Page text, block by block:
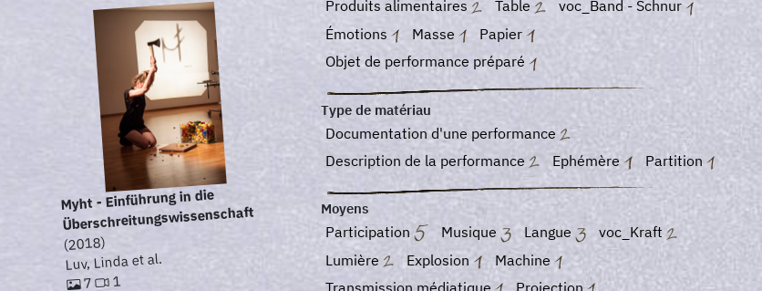
Myht - Einführung in die
Überschreitungswissenschaft
(2018)
Luv, Linda et al.
7 1
Produits alimentaires Table
voc_Band - Schnur
Émotions
Masse
Papier
Objet de performance préparé
Type de matériau
Documentation d'une performance
Description de la performance
Ephémère Partition
Moyens
Participation Musique Langue
voc_Kraft
Lumière
Explosion
Machine
Transmission médiatique
Projection